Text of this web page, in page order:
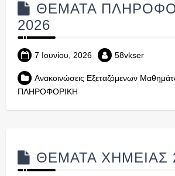
ΘΕΜΑΤΑ
2026
7 Ιουνίου, 2026 58vkser
Ανακοινώσεις Εξεταζόμενων
ΠΛΗΡΟΦΟΡΙΚΗ
ΘΕΜΑΤΑ ΧΗΜΕΙΑΣ